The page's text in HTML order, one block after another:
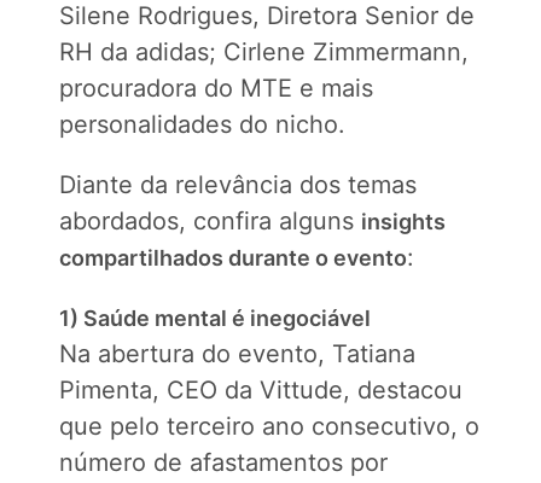
Silene Rodrigues, Diretora Senior de
RH da adidas; Cirlene Zimmermann,
procuradora do MTE e mais
personalidades do nicho.
Diante da relevância dos temas
abordados, confira alguns insights
compartilhados durante o evento:
1) Saúde mental é inegociável
Na abertura do evento, Tatiana
Pimenta, CEO da Vittude, destacou
que pelo terceiro ano consecutivo, o
número de afastamentos por